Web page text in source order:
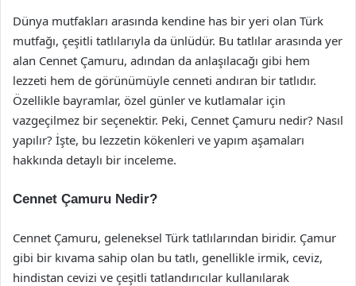
Dünya mutfakları arasında kendine has bir yeri olan Türk
mutfağı, çeşitli tatlılarıyla da ünlüdür. Bu tatlılar arasında yer
alan Cennet Çamuru, adından da anlaşılacağı gibi hem
lezzeti hem de görünümüyle cenneti andıran bir tatlıdır.
Özellikle bayramlar, özel günler ve kutlamalar için
vazgeçilmez bir seçenektir. Peki, Cennet Çamuru nedir? Nasıl
yapılır? İşte, bu lezzetin kökenleri ve yapım aşamaları
hakkında detaylı bir inceleme.
Cennet Çamuru Nedir?
Cennet Çamuru, geleneksel Türk tatlılarından biridir. Çamur
gibi bir kıvama sahip olan bu tatlı, genellikle irmik, ceviz,
hindistan cevizi ve çeşitli tatlandırıcılar kullanılarak